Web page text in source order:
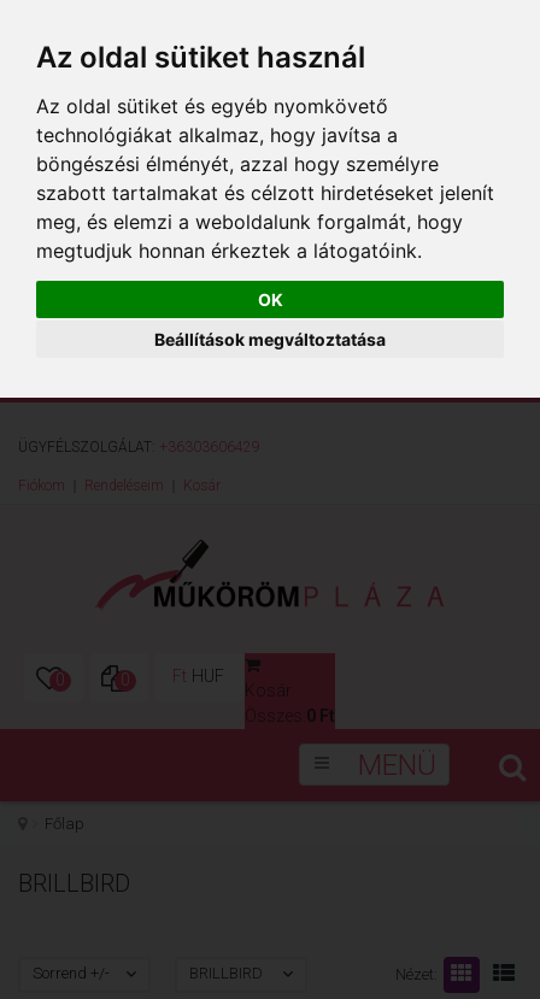
Az oldal sütiket használ
Az oldal sütiket és egyéb nyomkövető
technológiákat alkalmaz, hogy javítsa a
böngészési élményét, azzal hogy személyre
szabott tartalmakat és célzott hirdetéseket jelenít
meg, és elemzi a weboldalunk forgalmát, hogy
megtudjuk honnan érkeztek a látogatóink.
OK
Beállítások megváltoztatása
ÜGYFÉLSZOLGÁLAT: +36303606429
Fiókom Rendeléseim Kosár
0 0 Ft HUF
Kosár
Összes: 0 Ft
MENÜ
Főlap
BRILLBIRD
Nézet:
Sorrend +/- BRILLBIRD